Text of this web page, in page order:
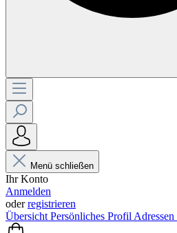
Menü schließen
Ihr Konto
Anmelden
oderregistrieren
Übersicht Persönliches Profil Adressen